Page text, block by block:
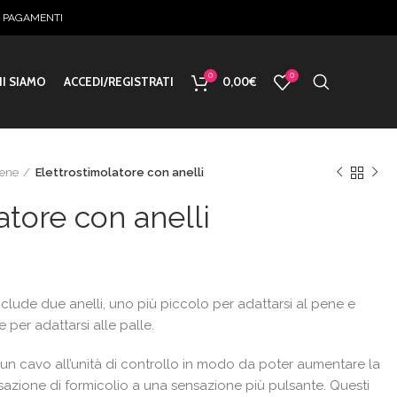
PAGAMENTI
SIAMO ACCEDI/REGISTRATI 0 0,00€ 0
Elettrostimolatore con anelli
con anelli
due anelli, uno più piccolo per adattarsi al pene e
per adattarsi alle palle.
cavo all’unità di controllo in modo da poter aumentare la
di formicolio a una sensazione più pulsante. Questi